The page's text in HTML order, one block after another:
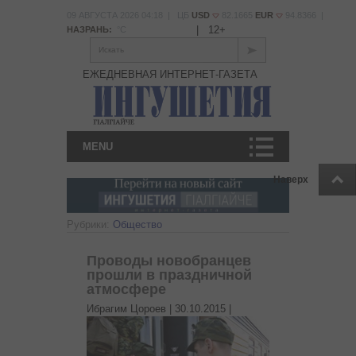
Наверх
USD EUR
НАЗРАНЬ:
12+
Искать
ЕЖЕДНЕВНАЯ ИНТЕРНЕТ-ГАЗЕТА
MENU
Рубрики: Общество
Проводы новобранцев
прошли в праздничной
атмосфере
Ибрагим Цороев | 30.10.2015